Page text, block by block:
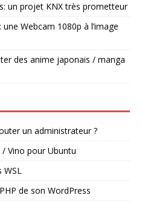
un projet KNX très prometteur
Webcam 1080p à l’image
des anime japonais / manga
un administrateur ?
Vino pour Ubuntu
WSL
de son WordPress